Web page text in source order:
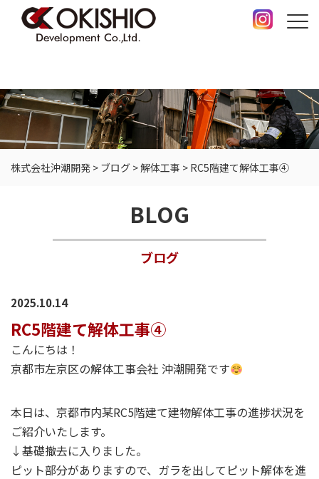
株式会社沖潮開発 > ブログ >解体工事 > RC5階建て解体工事④
BLOG
ブログ
2025.10.14
RC5階建て解体工事④
こんにちは！
京都市左京区の解体工事会社 沖潮開発です
本日は、京都市内某RC5階建て建物解体工事の進捗状況を
ご紹介いたします。
↓基礎撤去に入りました。
ピット部分がありますので、ガラを出してピット解体を進